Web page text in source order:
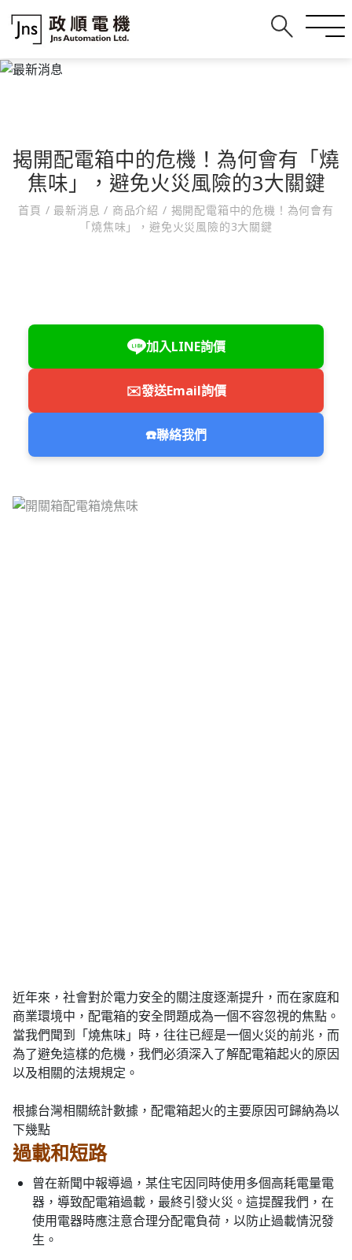
揭開配電箱中的危機！為何會有「燒
焦味」，避免火災風險的3大關鍵
首頁 / 最新消息/ 商品介紹 / 揭開配電箱中的危機！為何會有
「燒焦味」，避免火災風險的3大關鍵
加入LINE詢價
✉️發送Email詢價
☎️聯絡我們
近年來，社會對於電力安全的關注度逐漸提升，而在家庭和
商業環境中，配電箱的安全問題成為一個不容忽視的焦點。
當我們聞到「燒焦味」時，往往已經是一個火災的前兆，而
為了避免這樣的危機，我們必須深入了解配電箱起火的原因
以及相關的法規規定。
根據台灣相關統計數據，配電箱起火的主要原因可歸納為以
下幾點
過載和短路
曾在新聞中報導過，某住宅因同時使用多個高耗電量電
器，導致配電箱過載，最終引發火災。這提醒我們，在
使用電器時應注意合理分配電負荷，以防止過載情況發
生。